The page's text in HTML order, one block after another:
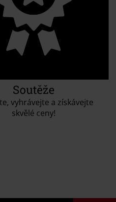
Soutěže
vyhrávejte a získávejte
skvělé ceny!